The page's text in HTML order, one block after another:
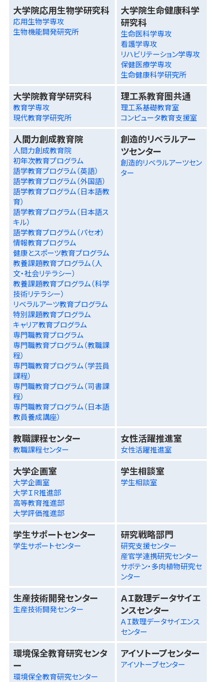
大学院応用生物学研究科
応用生物学専攻
生物機能開発研究所
大学院生命健康科学
研究科
生命医科学専攻
看護学専攻
リハビリテーション学専攻
保健医療学専攻
生命健康科学研究所
大学院教育学研究科
教育学専攻
現代教育学研究所
理工系教育圏共通
理工系基礎教育室
コンピュータ教育支援室
人間力創成教育院
人間力創成教育院
初年次教育プログラム
語学教育プログラム（英語）
語学教育プログラム（外国語）
語学教育プログラム（日本語教
育）
語学教育プログラム（日本語ス
キル）
語学教育プログラム（パセオ）
情報教育プログラム
健康とスポーツ教育プログラム
教養課題教育プログラム（人
文・社会リテラシー）
教養課題教育プログラム（科学
技術リテラシー）
リベラルアーツ教育プログラム
特別課題教育プログラム
キャリア教育プログラム
専門職教育プログラム
専門職教育プログラム（教職課
程）
専門職教育プログラム（学芸員
課程）
専門職教育プログラム（司書課
程）
専門職教育プログラム（日本語
教員養成講座）
創造的リベラルアー
ツセンター
創造的リベラルアーツセン
ター
教職課程センター
教職課程センター
女性活躍推進室
女性活躍推進室
大学企画室
大学企画室
大学ＩＲ推進部
高等教育推進部
大学評価推進部
学生相談室
学生相談室
学生サポートセンター
学生サポートセンター
研究戦略部門
研究支援センター
産官学連携研究センター
サボテン・多肉植物研究セ
ンター
生産技術開発センター
生産技術開発センター
ＡＩ数理データサイエ
ンスセンター
ＡＩ数理データサイエンス
センター
環境保全教育研究センタ
ー
環境保全教育研究センター
アイソトープセンター
アイソトープセンター